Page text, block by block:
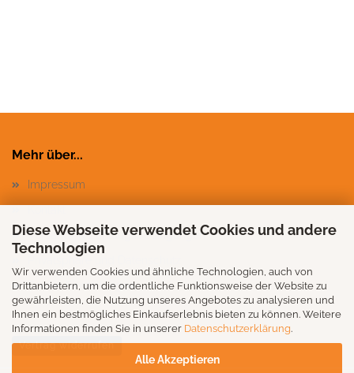
Diese Webseite verwendet Cookies und andere
Technologien
Wir verwenden Cookies und ähnliche Technologien, auch von
Drittanbietern, um die ordentliche Funktionsweise der Website zu
gewährleisten, die Nutzung unseres Angebotes zu analysieren und
Ihnen ein bestmögliches Einkaufserlebnis bieten zu können. Weitere
Informationen finden Sie in unserer Datenschutzerklärung.
Alle Akzeptieren
Mehr über...
Impressum
Versand- & Zahlungsbedingungen
Privatsphäre und Datenschutz
Cookie Einstellungen
Vertrag widerrufen